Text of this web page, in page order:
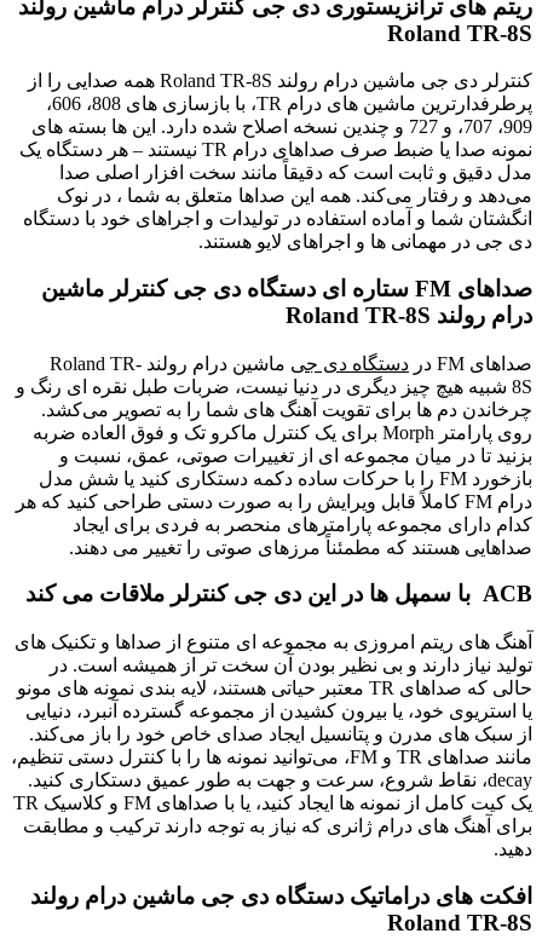
ریتم های ترانزیستوری دی جی کنترلر درام ماشین رولند
Roland TR-8S
کنترلر دی جی ماشین درام رولند Roland TR-8S همه صدایی را از
پرطرفدارترین ماشین های درام TR، با بازسازی های 808، 606،
909، 707، و 727 و چندین نسخه اصلاح شده دارد. این ها بسته ‌های
نمونه صدا یا ضبط صرف صداهای درام TR نیستند – هر دستگاه یک
مدل دقیق و ثابت است که دقیقاً مانند سخت ‌افزار اصلی صدا
می‌دهد و رفتار می‌کند. همه این صداها متعلق به شما ، در نوک
انگشتان شما و آماده استفاده در تولیدات و اجراهای خود با دستگاه
دی جی در مهمانی ها و اجراهای لایو هستند.
صداهای FM ستاره ای دستگاه دی جی کنترلر ماشین
درام رولند Roland TR-8S
صداهای FM در دستگاه دی جی
ماشین درام رولند Roland TR-
8S شبیه هیچ چیز دیگری در دنیا نیست، ضربات طبل نقره ‌ای رنگ و
چرخاندن دم ‌ها برای تقویت آهنگ ‌های شما را به تصویر می‌کشد.
روی پارامتر Morph برای یک کنترل ماکرو تک و فوق ‌العاده ضربه
بزنید تا در میان مجموعه ‌ای از تغییرات صوتی، عمق، نسبت و
بازخورد FM را با حرکات ساده دکمه دستکاری کنید یا شش مدل
درام FM کاملاً قابل ویرایش را به صورت دستی طراحی کنید که هر
کدام دارای مجموعه پارامترهای منحصر به فردی برای ایجاد
صداهایی هستند که مطمئناً مرزهای صوتی را تغییر می دهند.
ACB با سمپل ها در این دی جی کنترلر ملاقات می کند
آهنگ ‌های ریتم امروزی به مجموعه ‌ای متنوع از صداها و تکنیک ‌های
تولید نیاز دارند و بی‌ نظیر بودن آن سخت ‌تر از همیشه است. در
حالی که صداهای TR معتبر حیاتی هستند، لایه ‌بندی نمونه ‌های مونو
یا استریوی خود، یا بیرون کشیدن از مجموعه گسترده آنبرد، دنیایی
از سبک ‌های مدرن و پتانسیل ایجاد صدای خاص خود را باز می‌کند.
مانند صداهای TR و FM، می‌توانید نمونه ‌ها را با کنترل دستی تنظیم،
decay، نقاط شروع، سرعت و جهت به طور عمیق دستکاری کنید.
یک کیت کامل از نمونه ‌ها ایجاد کنید، یا با صداهای FM و کلاسیک TR
برای آهنگ ‌های درام ژانری که نیاز به توجه دارند ترکیب و مطابقت
دهید.
افکت های دراماتیک دستگاه دی جی ماشین درام رولند
Roland TR-8S